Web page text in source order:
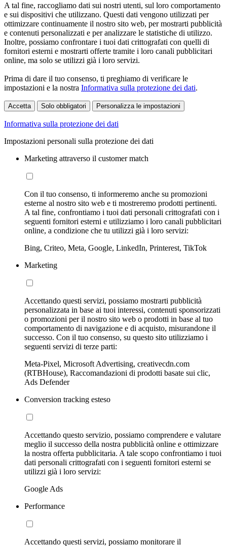
A tal fine, raccogliamo dati sui nostri utenti, sul loro comportamento
e sui dispositivi che utilizzano. Questi dati vengono utilizzati per
ottimizzare continuamente il nostro sito web, per mostrarti pubblicità
e contenuti personalizzati e per analizzare le statistiche di utilizzo.
Inoltre, possiamo confrontare i tuoi dati crittografati con quelli di
fornitori esterni e mostrarti offerte tramite i loro canali pubblicitari
online, ma solo se utilizzi già i loro servizi.
Prima di dare il tuo consenso, ti preghiamo di verificare le
impostazioni e la nostra Informativa sulla protezione dei dati.
Accetta Solo obbligatori Personalizza le impostazioni
Informativa sulla protezione dei dati
Impostazioni personali sulla protezione dei dati
Marketing attraverso il customer match
Con il tuo consenso, ti informeremo anche su promozioni
esterne al nostro sito web e ti mostreremo prodotti pertinenti.
A tal fine, confrontiamo i tuoi dati personali crittografati con i
seguenti fornitori esterni e utilizziamo i loro canali pubblicitari
online, a condizione che tu utilizzi già i loro servizi:
Bing, Criteo, Meta, Google, LinkedIn, Printerest, TikTok
Marketing
Accettando questi servizi, possiamo mostrarti pubblicità
personalizzata in base ai tuoi interessi, contenuti sponsorizzati
o promozioni per il nostro sito web o prodotti in base al tuo
comportamento di navigazione e di acquisto, misurandone il
successo. Con il tuo consenso, su questo sito utilizziamo i
seguenti servizi di terze parti:
Meta-Pixel, Microsoft Advertising, creativecdn.com
(RTBHouse), Raccomandazioni di prodotti basate sui clic,
Ads Defender
Conversion tracking esteso
Accettando questo servizio, possiamo comprendere e valutare
meglio il successo della nostra pubblicità online e ottimizzare
la nostra offerta pubblicitaria. A tale scopo confrontiamo i tuoi
dati personali crittografati con i seguenti fornitori esterni se
utilizzi già i loro servizi:
Google Ads
Performance
Accettando questi servizi, possiamo monitorare il